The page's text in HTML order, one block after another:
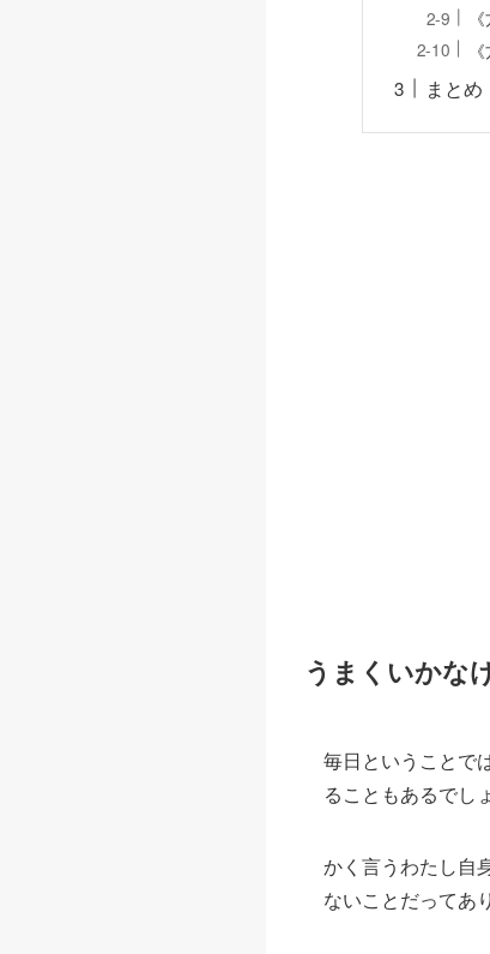
まとめ
うまくいかな
毎日ということで
ることもあるでし
かく言うわたし自
ないことだってあ